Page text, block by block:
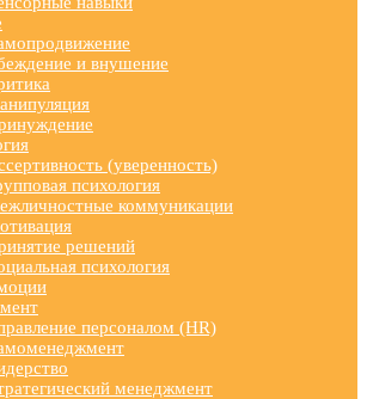
и внушение
(уверенность)
психология
коммуникации
решений
психология
персоналом (HR)
менеджмент